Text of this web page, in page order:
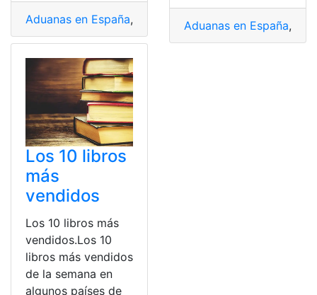
Aduanas en España, Américas y España Asociación
Aduanas en España,
Los 10 libros
más
vendidos
Los 10 libros más
vendidos.Los 10
libros más vendidos
de la semana en
algunos países de